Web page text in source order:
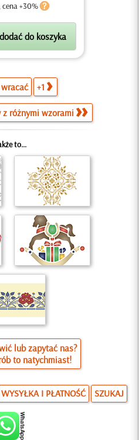
+30%
wracać +1
różnymi wzorami
to...
lub zapytać nas?
to natychmiast!
WYSYŁKA I PŁATNOŚĆ SZUKAJ